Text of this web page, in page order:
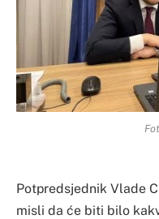
Potpredsjednik Vlade
misli da će biti bilo